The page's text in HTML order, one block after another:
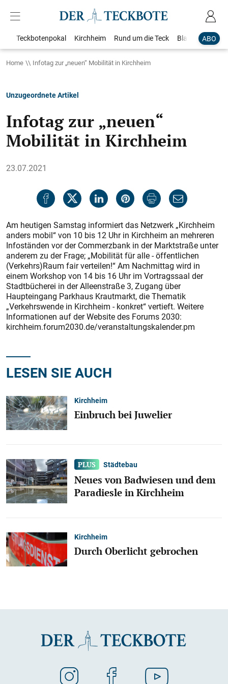
ABO
Teckbotenpokal Kirchheim Rund um die Teck Blaulicht
Home Infotag zur „neuen“ Mobilität in Kirchheim
Unzugeordnete Artikel
Infotag zur „neuen“
Mobilität in Kirchheim
23.07.2021
Am heutigen Samstag informiert das Netzwerk „Kirchheim
anders mobil“ von 10 bis 12 Uhr in Kirchheim an mehreren
Infoständen vor der Commerzbank in der Marktstraße unter
anderem zu der Frage; „Mobilität für alle - öffentlichen
(Verkehrs)Raum fair verteilen!“ Am Nachmittag wird in
einem Workshop von 14 bis 16 Uhr im Vortragssaal der
Stadtbücherei in der Alleenstraße 3, Zugang über
Haupteingang Parkhaus Krautmarkt, die Thematik
„Verkehrswende in Kirchheim - konkret“ vertieft. Weitere
Informationen auf der Website des Forums 2030:
kirchheim.forum2030.de/veranstaltungskalender.pm
LESEN SIE AUCH
Kirchheim
Einbruch bei Juwelier
Städtebau
Neues von Badwiesen und dem
Paradiesle in Kirchheim
Kirchheim
Durch Oberlicht gebrochen